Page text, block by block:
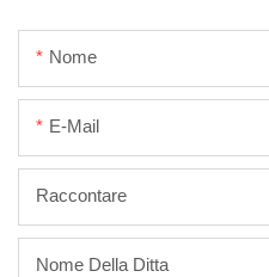
Nome
E-Mail
Raccontare
Nome Della Ditta